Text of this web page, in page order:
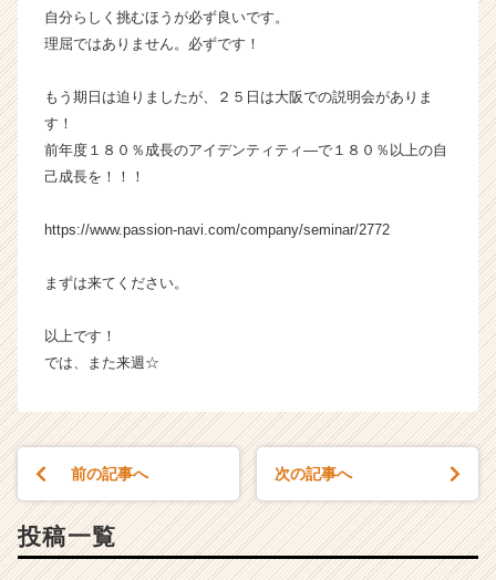
自分らしく挑むほうが必ず良いです。
理屈ではありません。必ずです！
もう期日は迫りましたが、２５日は大阪での説明会がありま
す！
前年度１８０％成長のアイデンティティ―で１８０％以上の自
己成長を！！！
https://www.passion-navi.com/company/seminar/2772
まずは来てください。
以上です！
では、また来週☆
前の記事へ 次の記事へ
投稿一覧